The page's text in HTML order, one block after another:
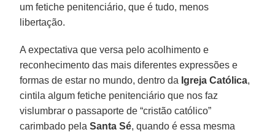
um fetiche penitenciário, que é tudo, menos
libertação.
A expectativa que versa pelo acolhimento e
reconhecimento das mais diferentes expressões e
formas de estar no mundo, dentro da Igreja Católica,
cintila algum fetiche penitenciário que nos faz
vislumbrar o passaporte de “cristão católico”
carimbado pelaSanta Sé, quando é essa mesma